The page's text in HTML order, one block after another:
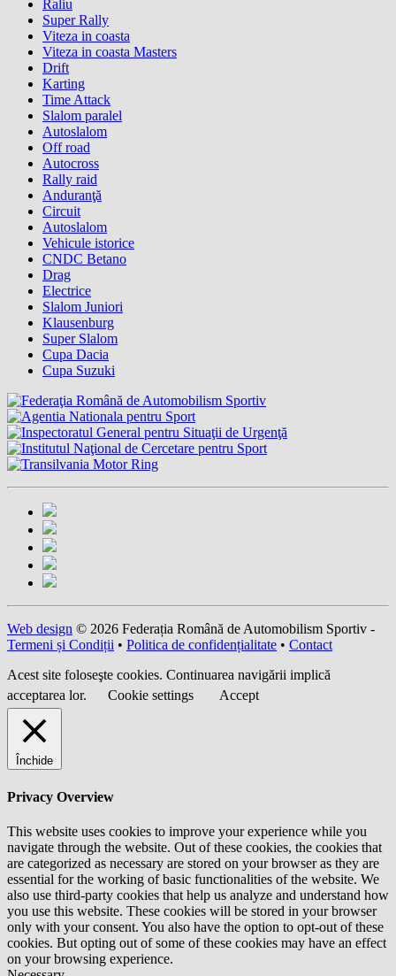
Raliu
Super Rally
Viteza in coasta
Viteza in coasta Masters
Drift
Karting
Time Attack
Slalom paralel
Autoslalom
Off road
Autocross
Rally raid
Anduranţă
Circuit
Autoslalom
Vehicule istorice
CNDC Betano
Drag
Electrice
Slalom Juniori
Klausenburg
Super Slalom
Cupa Dacia
Cupa Suzuki
Web design © 2026 Federația Română de Automobilism Sportiv -
Termeni și Condiții • Politica de confidențialitate • Contact
Acest site foloseşte cookies. Continuarea navigării implică
acceptarea lor.
Cookie settings Accept
Închide
Privacy Overview
This website uses cookies to improve your experience while you
navigate through the website. Out of these cookies, the cookies that
are categorized as necessary are stored on your browser as they are
essential for the working of basic functionalities of the website. We
also use third-party cookies that help us analyze and understand how
you use this website. These cookies will be stored in your browser
only with your consent. You also have the option to opt-out of these
cookies. But opting out of some of these cookies may have an effect
on your browsing experience.